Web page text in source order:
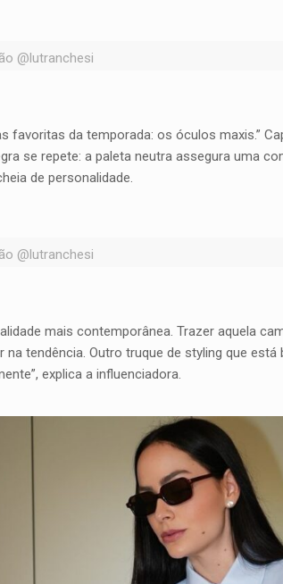
@lutranchesi
favoritas da temporada: os óculos maxis.”
se repete: a paleta neutra assegura uma
de personalidade.
@lutranchesi
mais contemporânea. Trazer aquela
tendência. Outro truque de styling que está
explica a influenciadora.